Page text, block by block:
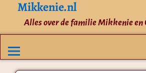
Mikkenie.nl
Alles over de familie Mikkenie